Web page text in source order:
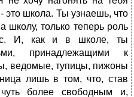
это школа. Ты узнаешь, что
школу, только теперь роль
И, как и в школе, ты
принадлежащими к
ведомые, тупицы, пижоны
лишь в том, что, став
более свободным и,